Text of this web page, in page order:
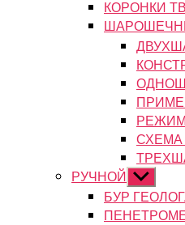
КОРОНКИ
РУЧНОЙ Показывать
подменю
БУР